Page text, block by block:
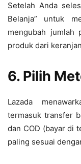
Setelah Anda
Belanja” untuk
mengubah jumlah
produk dari
6. Pilih
Lazada
termasuk transfer
dan COD (bayar di
paling sesuai